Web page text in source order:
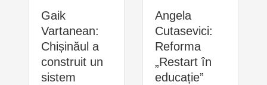
Gaik
Vartanean:
Chișinăul a
construit un
sistem
Angela
Cutasevici:
Reforma
„Restart în
educație”